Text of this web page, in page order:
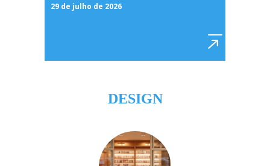
29 de julho de 2026
DESIGN